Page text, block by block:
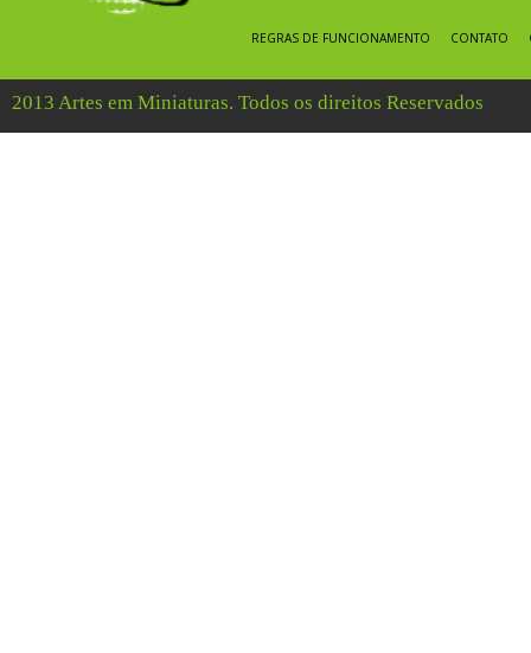
REGRAS DE FUNCIONAMENTO CONTATO
2013 Artes em Miniaturas. Todos os direitos Reservados